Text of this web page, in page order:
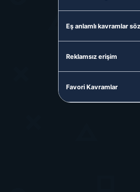
Eş anlamlı kavramlar
Reklamsız erişim
Favori Kavramlar